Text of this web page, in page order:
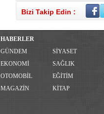
Bizi Takip Edin :
HABERLER
GÜNDEM
SİYASET
EKONOMİ
SAĞLIK
OTOMOBİL
EĞİTİM
MAGAZİN
KİTAP